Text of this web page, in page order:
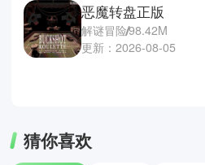
恶魔转盘正版
解谜冒险98.42M
更新：2026-08-05
猜你喜欢